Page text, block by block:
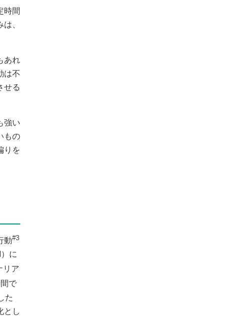
時間
、
あれ
は不
せる
強い
もの
りを
動#3
に
リア
で
た
とし